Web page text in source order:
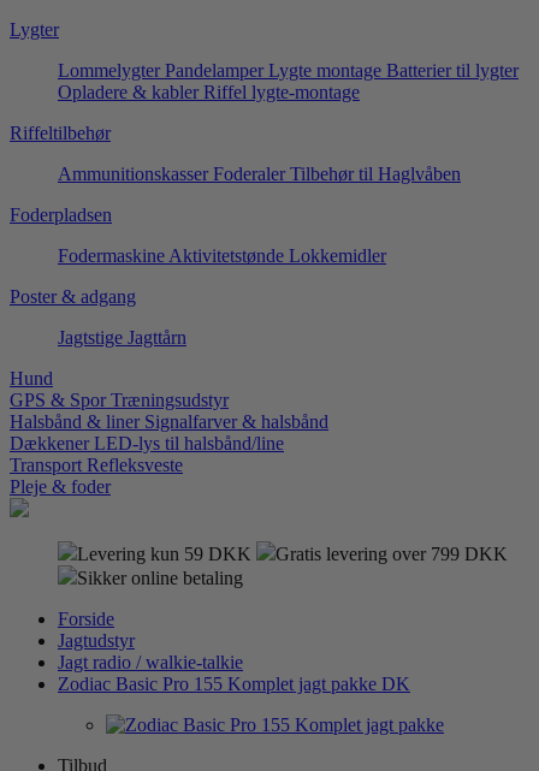
Lygter
Lommelygter Pandelamper Lygte montage Batterier til lygter
Opladere & kabler Riffel lygte-montage
Riffeltilbehør
Ammunitionskasser Foderaler Tilbehør til Haglvåben
Foderpladsen
Fodermaskine Aktivitetstønde Lokkemidler
Poster & adgang
Jagtstige Jagttårn
Hund
GPS & Spor Træningsudstyr
Halsbånd & liner Signalfarver & halsbånd
Dækkener LED-lys til halsbånd/line
Transport Refleksveste
Pleje & foder
Levering kun 59 DKK
Gratis levering over 799 DKK
Sikker online betaling
Forside
Jagtudstyr
Jagt radio / walkie-talkie
Zodiac Basic Pro 155 Komplet jagt pakke DK
Tilbud